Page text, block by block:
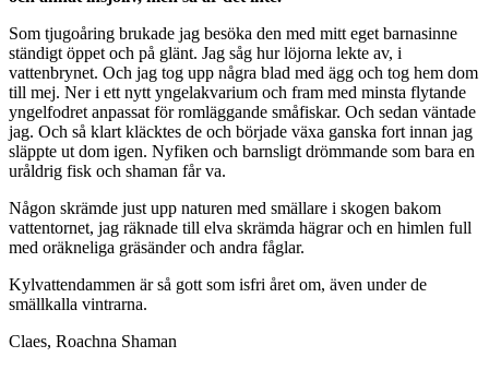
Som tjugoåring brukade jag besöka den med mitt eget barnasinne
ständigt öppet och på glänt. Jag såg hur löjorna lekte av, i
vattenbrynet. Och jag tog upp några blad med ägg och tog hem dom
till mej. Ner i ett nytt yngelakvarium och fram med minsta flytande
yngelfodret anpassat för romläggande småfiskar. Och sedan väntade
jag. Och så klart kläcktes de och började växa ganska fort innan jag
släppte ut dom igen. Nyfiken och barnsligt drömmande som bara en
uråldrig fisk och shaman får va.
Någon skrämde just upp naturen med smällare i skogen bakom
vattentornet, jag räknade till elva skrämda hägrar och en himlen full
med oräkneliga gräsänder och andra fåglar.
Kylvattendammen är så gott som isfri året om, även under de
smällkalla vintrarna.
Claes, Roachna Shaman